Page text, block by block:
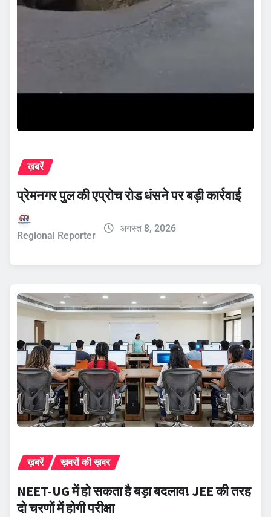
ख़बरें
प्रेमनगर पुल की एप्रोच रोड धंसने पर बड़ी कार्रवाई
Regional Reporter
अगस्त 8, 2026
ख़बरें ख़बरों की ख़बर
NEET-UG में हो सकता है बड़ा बदलाव! JEE की तरह
दो चरणों में होगी परीक्षा